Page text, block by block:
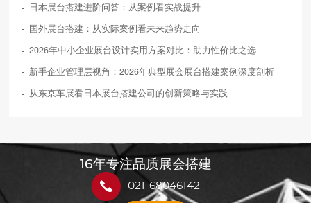
日本展台搭建进阶问答：从案例看实战提升
国外展台搭建：从实际案例看未来趋势走向
2026年中小企业展台设计实用方案对比：助力性价比之选
新手企业管理层视角：2026年典型展会展台搭建案例深度剖析
从东京车展看日本展台搭建公司的创新策略与实践
16年专注品质展会搭建
021-68046142